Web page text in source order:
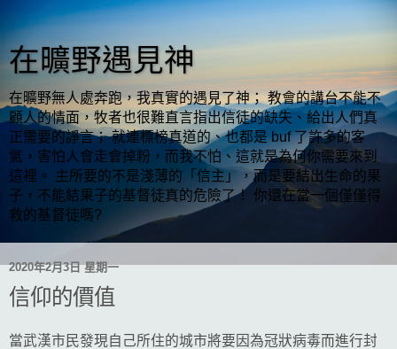
在曠野遇見神
在曠野無人處奔跑，我真實的遇見了神； 教會的講台不能不
顧人的情面，牧者也很難直言指出信徒的缺失、給出人們真
正需要的諍言； 就連標榜真道的、也都是 buf 了許多的客
氣，害怕人會走會掉粉，而我不怕、這就是為何你需要來到
這裡。 主所要的不是淺薄的「信主」，而是要結出生命的果
子，不能結果子的基督徒真的危險了！ 你還在當一個僅僅得
救的基督徒嗎?
2020年2月3日 星期一
信仰的價值
當武漢市民發現自己所住的城市將要因為冠狀病毒而進行封